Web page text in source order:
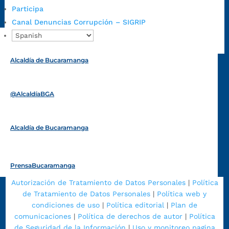
Participa
Canal Denuncias Corrupción – SIGRIP
https://www.bucaramanga.gov.co/gobierno-ciudadanos-
1/secretarias/oficina-de-control-interno-disciplinario/
Alcaldía de Bucaramanga
@AlcaldíaBGA
Alcaldía de Bucaramanga
PrensaBucaramanga
Autorización de Tratamiento de Datos Personales| Política
de Tratamiento de Datos Personales | Política web y
condiciones de uso | Política editorial | Plan de
comunicaciones| Política de derechos de autor| Política